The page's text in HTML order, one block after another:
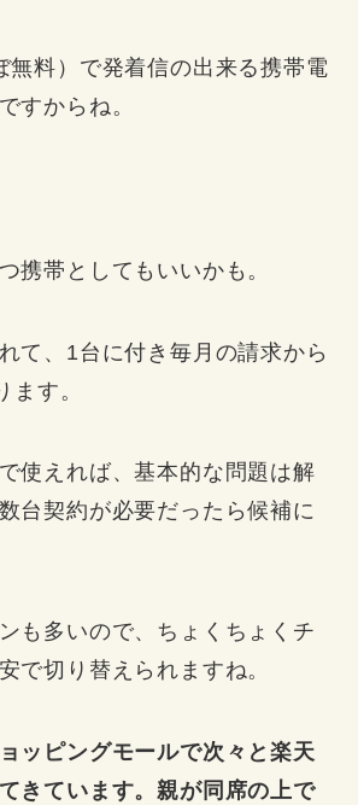
無料）で発着信の出来る携帯電
すからね。
携帯としてもいいかも。
て、1台に付き毎月の請求から
ます。
使えれば、基本的な問題は解
台契約が必要だったら候補に
も多いので、ちょくちょくチ
で切り替えられますね。
ッピングモールで次々と楽天
きています。親が同席の上で